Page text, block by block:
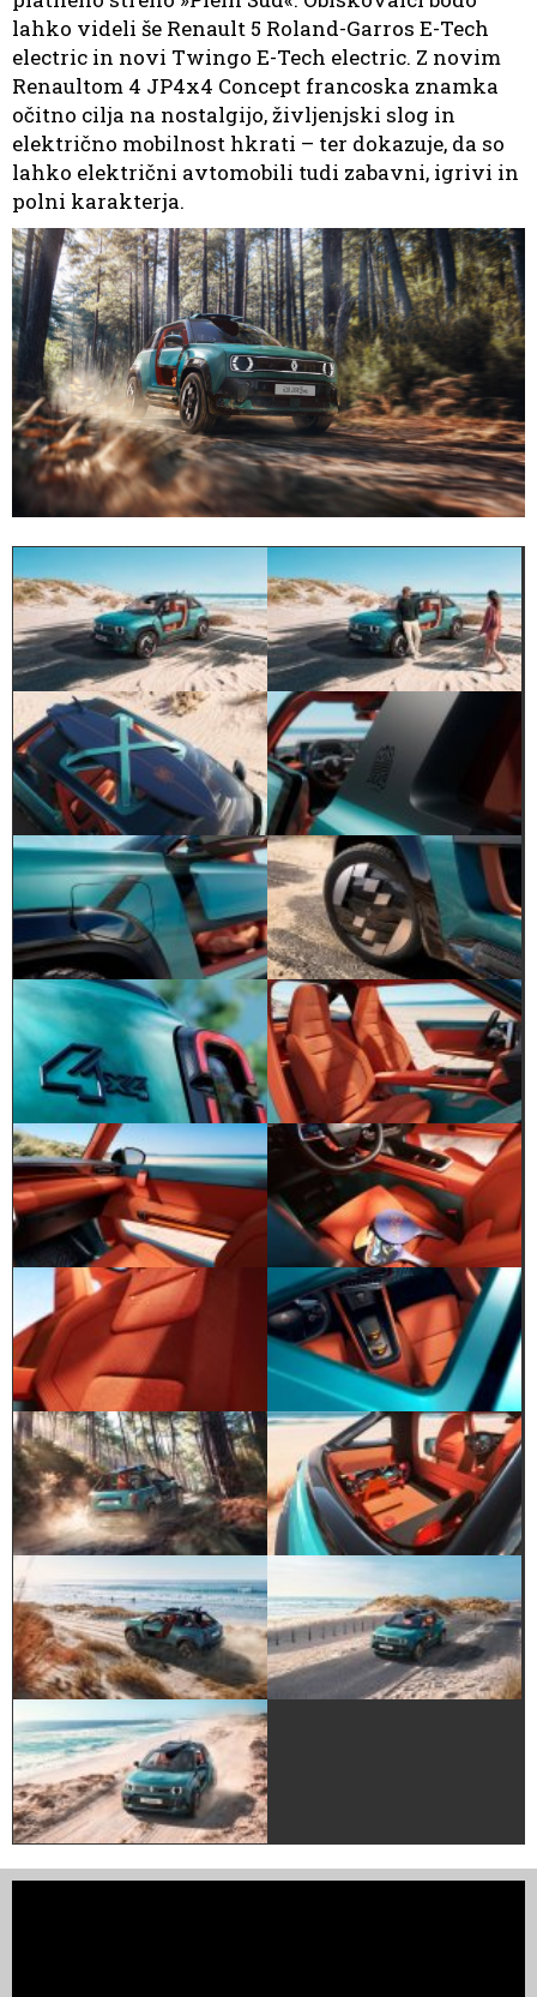
lahko videli še Renault 5 Roland-Garros E-Tech
electric in novi Twingo E-Tech electric. Z novim
Renaultom 4 JP4x4 Concept francoska znamka
očitno cilja na nostalgijo, življenjski slog in
električno mobilnost hkrati – ter dokazuje, da so
lahko električni avtomobili tudi zabavni, igrivi in
polni karakterja.